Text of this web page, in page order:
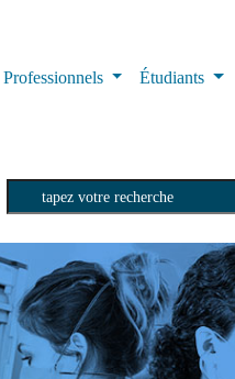
Professionnels Étudiants